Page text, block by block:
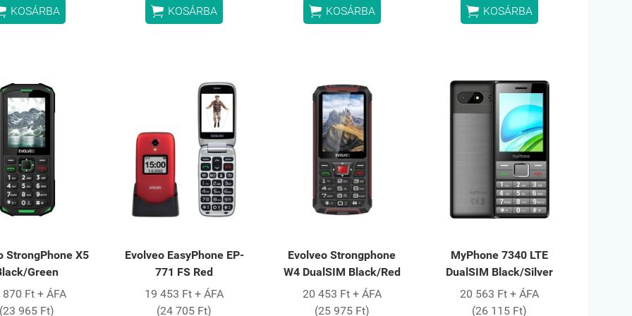
KOSÁRBA  KOSÁRBA  KOSÁRBA  KOSÁRBA
StrongPhone X5
Green
870 Ft + ÁFA
(23 965 Ft)
Evolveo EasyPhone EP-
771 FS Red
19 453 Ft + ÁFA
(24 705 Ft)
Evolveo Strongphone
W4 DualSIM Black/Red
20 453 Ft + ÁFA
(25 975 Ft)
MyPhone 7340 LTE
DualSIM Black/Silver
20 563 Ft + ÁFA
(26 115 Ft)